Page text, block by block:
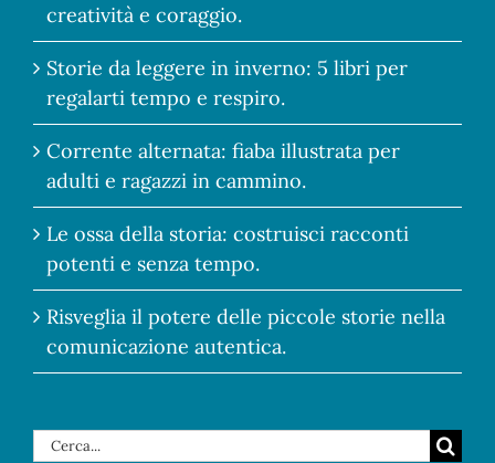
creatività e coraggio.
Storie da leggere in inverno: 5 libri per
regalarti tempo e respiro.
Corrente alternata: fiaba illustrata per
adulti e ragazzi in cammino.
Le ossa della storia: costruisci racconti
potenti e senza tempo.
Risveglia il potere delle piccole storie nella
comunicazione autentica.
Cerca